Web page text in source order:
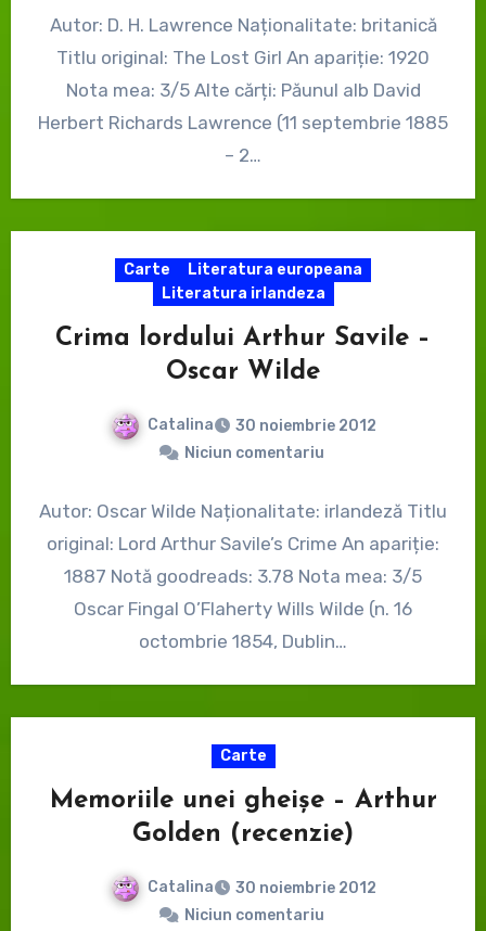
Autor: D. H. Lawrence Naționalitate: britanică
Titlu original: The Lost Girl An apariție: 1920
Nota mea: 3/5 Alte cărți: Păunul alb David
Herbert Richards Lawrence (11 septembrie 1885
– 2…
Carte
Literatura europeana
Literatura irlandeza
Crima lordului Arthur Savile –
Oscar Wilde
Catalina
30 noiembrie 2012
Niciun comentariu
Autor: Oscar Wilde Naționalitate: irlandeză Titlu
original: Lord Arthur Savile’s Crime An apariție:
1887 Notă goodreads: 3.78 Nota mea: 3/5
Oscar Fingal O’Flaherty Wills Wilde (n. 16
octombrie 1854, Dublin…
Carte
Memoriile unei gheișe – Arthur
Golden (recenzie)
Catalina
30 noiembrie 2012
Niciun comentariu